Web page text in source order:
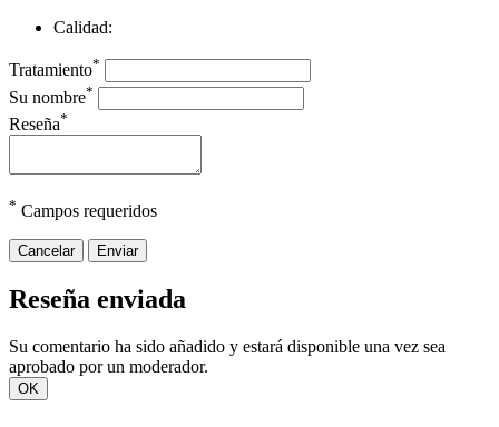
Calidad:
Tratamiento*
Su nombre*
Reseña*
* Campos requeridos
Cancelar Enviar
Reseña enviada
Su comentario ha sido añadido y estará disponible una vez sea
aprobado por un moderador.
OK